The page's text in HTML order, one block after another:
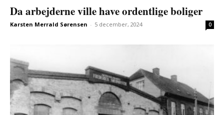
Da arbejderne ville have ordentlige boliger
Karsten Merrald Sørensen - 5 december, 2024 0